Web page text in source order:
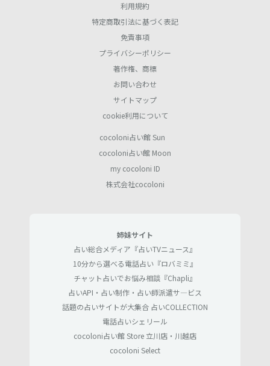
利用規約
特定商取引法に基づく表記
免責事項
プライバシーポリシー
著作権、商標
お問い合わせ
サイトマップ
cookie利用について
cocoloni占い館 Sun
cocoloni占い館 Moon
my cocoloni ID
株式会社cocoloni
姉妹サイト
占い総合メディア『占いTVニュース』
10分から選べる電話占い『ロバミミ』
チャット占いでお悩み相談『Chapli』
占いAPI・占い制作・占い師派遣サ―ビス
話題の占いサイトが大集合 占いCOLLECTION
電話占いシェリール
cocoloni占い館 Store 立川店・川越店
cocoloni Select